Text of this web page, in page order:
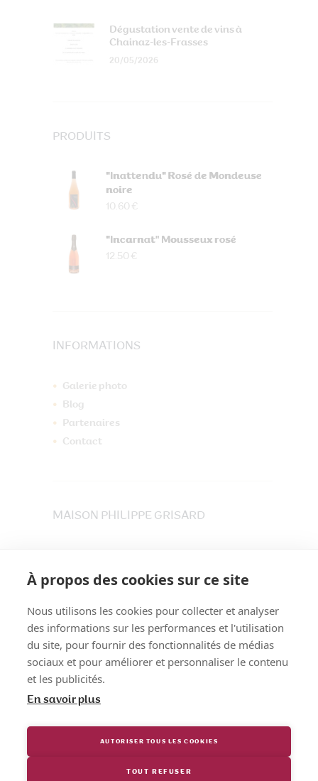
À propos des cookies sur ce site
Nous utilisons les cookies pour collecter et analyser
des informations sur les performances et l'utilisation
du site, pour fournir des fonctionnalités de médias
sociaux et pour améliorer et personnaliser le contenu
et les publicités.
En savoir plus
AUTORISER TOUS LES COOKIES
TOUT REFUSER
Dégustation vente de vins à
Chainaz-les-Frasses
20/05/2026
PRODUITS
"Inattendu" Rosé de Mondeuse
noire
10.60 €
"Incarnat" Mousseux rosé
12.50 €
INFORMATIONS
Galerie photo
Blog
Partenaires
Contact
MAISON PHILIPPE GRISARD
Tél. 04 79 84 30 91